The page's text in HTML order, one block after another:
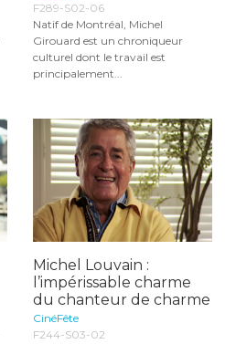
F289-S02-06
Natif de Montréal, Michel
Girouard est un chroniqueur
culturel dont le travail est
principalement...
Michel Louvain :
l’impérissable charme
du chanteur de charme
CinéFête
F244-S03-02